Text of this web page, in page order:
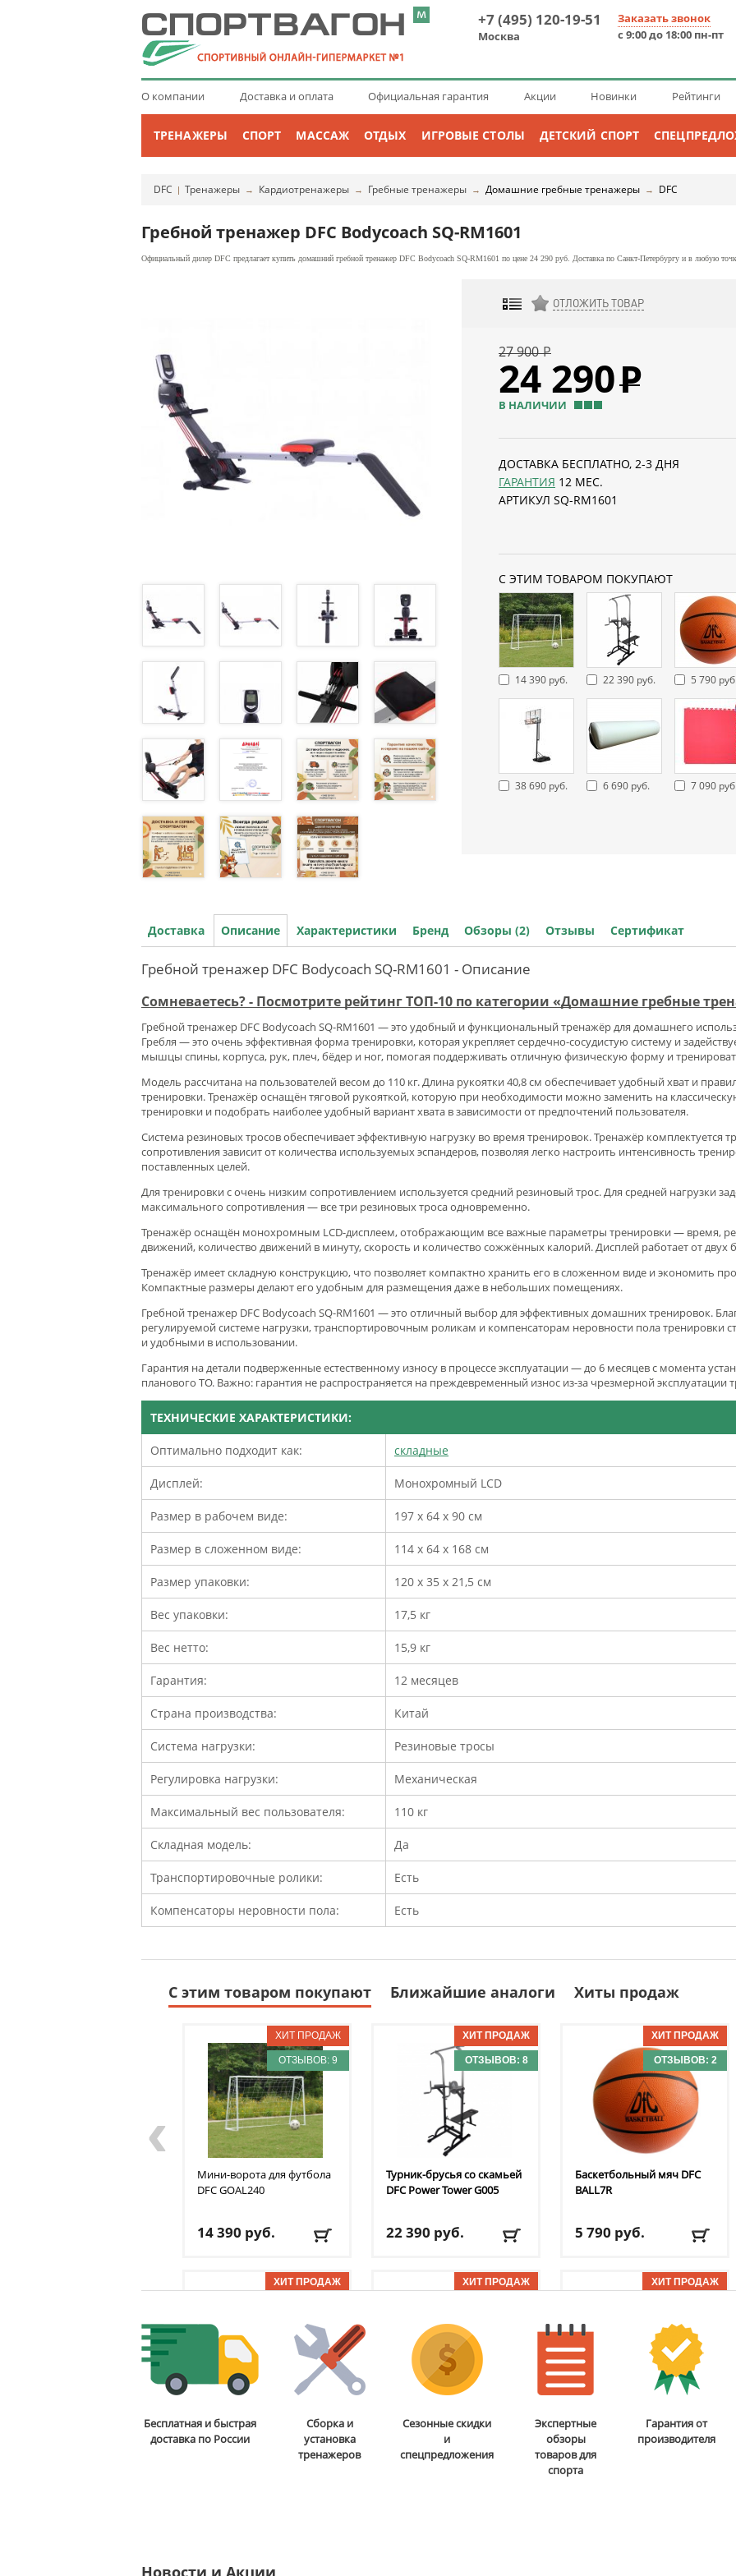
+7 (495) 120-19-51
Москва
Заказать звонок
с 9:00 до 18:00 пн-пт
О компании Доставка и оплата Официальная гарантия Акции Новинки Рейтинги
ТРЕНАЖЕРЫ СПОРТ МАССАЖ ОТДЫХ ИГРОВЫЕ СТОЛЫ ДЕТСКИЙ СПОРТ
DFC | Тренажеры → Кардиотренажеры → Гребные тренажеры → Домашние гребные тренажеры → DFC
Гребной тренажер DFC Bodycoach SQ-RM1601
Официальный дилер DFC предлагает купить домашний гребной тренажер DFC Bodycoach SQ-RM1601 по цене 24 290 руб. Доставка по Санкт-Петербургу и в любую
ДОБАВИТЬ К СРАВНЕНИЮ
ОТЛОЖИТЬ ТОВАР
27 900 Р
24 290Р
В НАЛИЧИИ
ДОСТАВКА БЕСПЛАТНО, 2-3 ДНЯ
ГАРАНТИЯ 12 МЕС.
АРТИКУЛ SQ-RM1601
С ЭТИМ ТОВАРОМ ПОКУПАЮТ
14 390 руб. 22 390 руб. 5 790
38 690 руб. 6 690 руб. 7 090
Доставка Описание Характеристики Бренд Обзоры (2) Отзывы Сертификат
Гребной тренажер DFC Bodycoach SQ-RM1601 - Описание
Сомневаетесь? - Посмотрите рейтинг ТОП-10 по категории «Домашние гребные
Гребной тренажер DFC Bodycoach SQ-RM1601 — это удобный и функциональный тренажёр для домашнего
Гребля — это очень эффективная форма тренировки, которая укрепляет сердечно-сосудистую систему и
мышцы спины, корпуса, рук, плеч, бёдер и ног, помогая поддерживать отличную физическую форму и
Модель рассчитана на пользователей весом до 110 кг. Длина рукоятки 40,8 см обеспечивает удобный хват и
тренировки. Тренажёр оснащён тяговой рукояткой, которую при необходимости можно заменить на
тренировки и подобрать наиболее удобный вариант хвата в зависимости от предпочтений пользователя.
Система резиновых тросов обеспечивает эффективную нагрузку во время тренировок. Тренажёр комплектуется
сопротивления зависит от количества используемых эспандеров, позволяя легко настроить интенсивность
поставленных целей.
Для тренировки с очень низким сопротивлением используется средний резиновый трос. Для средней нагрузки
максимального сопротивления — все три резиновых троса одновременно.
Тренажёр оснащён монохромным LCD-дисплеем, отображающим все важные параметры тренировки — время,
движений, количество движений в минуту, скорость и количество сожжённых калорий. Дисплей работает от двух
Тренажёр имеет складную конструкцию, что позволяет компактно хранить его в сложенном виде и экономить
Компактные размеры делают его удобным для размещения даже в небольших помещениях.
Гребной тренажер DFC Bodycoach SQ-RM1601 — это отличный выбор для эффективных домашних тренировок.
регулируемой системе нагрузки, транспортировочным роликам и компенсаторам неровности пола тренировки
и удобными в использовании.
Гарантия на детали подверженные естественному износу в процессе эксплуатации — до 6 месяцев с момента
планового ТО. Важно: гарантия не распространяется на преждевременный износ из-за чрезмерной эксплуатации
ТЕХНИЧЕСКИЕ ХАРАКТЕРИСТИКИ:
Оптимально подходит как: складные
Дисплей: Монохромный LCD
Размер в рабочем виде: 197 х 64 х 90 см
Размер в сложенном виде: 114 х 64 х 168 см
Размер упаковки: 120 х 35 х 21,5 см
Вес упаковки: 17,5 кг
Вес нетто: 15,9 кг
Гарантия: 12 месяцев
Страна производства: Китай
Система нагрузки: Резиновые тросы
Регулировка нагрузки: Механическая
Максимальный вес пользователя: 110 кг
Складная модель: Да
Транспортировочные ролики: Есть
Компенсаторы неровности пола: Есть
С этим товаром покупают Ближайшие аналоги Хиты продаж
ОТЗЫВОВ: 9
Мини-ворота для футбола
DFCGOAL240
14 390 руб.
БЕСПЛАТНО,
2-3 дня
ОТЗЫВОВ: 8
Турник-брусья со скамьей
DFCPower Tower G005
22 390 руб.
БЕСПЛАТНО,
2-3 дня
ОТЗЫВОВ: 2
Баскетбольный мяч DFC
BALL7R
5 790 руб.
795 руб., 2-3
дня
Стойка для подтягиваний
и отжиманий DFC
Power
Бита для аэрохоккея 75
B-056-003
Мобильная
баскетбольная стойка
DFC
38 690
‹
Бесплатная и быстрая
доставка по России
Сборка и
установка
тренажеров
Сезонные скидки
и
спецпредложения
Экспертные
обзоры
товаров для
спорта
Гарантия от
производителя